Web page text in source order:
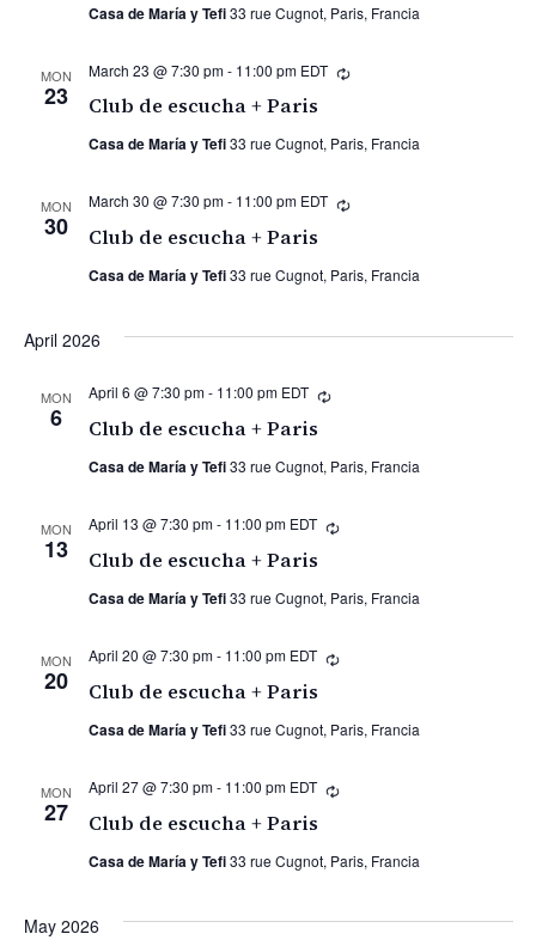
Casa de María y Tefi33 rue Cugnot, Paris, Francia
MON
23
March 23 @ 7:30 pm- 11:00 pm EDT Recurring
Club de escucha + Paris
Casa de María y Tefi33 rue Cugnot, Paris, Francia
MON
30
March 30 @ 7:30 pm- 11:00 pm EDT Recurring
Club de escucha + Paris
Casa de María y Tefi33 rue Cugnot, Paris, Francia
April 2026
MON
6
April 6 @ 7:30 pm- 11:00 pm EDT Recurring
Club de escucha + Paris
Casa de María y Tefi33 rue Cugnot, Paris, Francia
MON
13
April 13 @ 7:30 pm- 11:00 pm EDT Recurring
Club de escucha + Paris
Casa de María y Tefi33 rue Cugnot, Paris, Francia
MON
20
April 20 @ 7:30 pm- 11:00 pm EDT Recurring
Club de escucha + Paris
Casa de María y Tefi33 rue Cugnot, Paris, Francia
MON
27
April 27 @ 7:30 pm- 11:00 pm EDT Recurring
Club de escucha + Paris
Casa de María y Tefi33 rue Cugnot, Paris, Francia
May 2026